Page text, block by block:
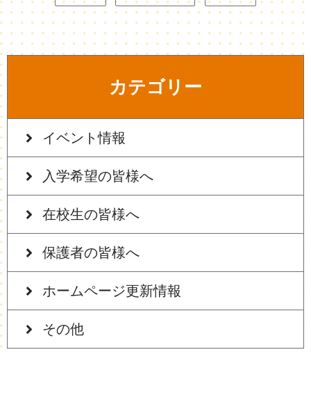
カテゴリー
イベント情報
入学希望の皆様へ
在校生の皆様へ
保護者の皆様へ
ホームページ更新情報
その他